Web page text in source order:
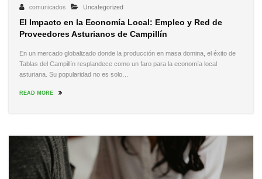
comunicados
Uncategorized
El Impacto en la Economía Local: Empleo y Red de
Proveedores Asturianos de Campillín
En un mercado globalizado donde la producción en masa domina, el éxito de
Tablas del Campillín resplandece como un faro para la economía local
asturiana. Su popularidad no es solo…
READ MORE